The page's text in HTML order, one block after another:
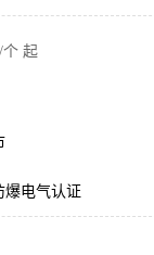
起
爆电气认证